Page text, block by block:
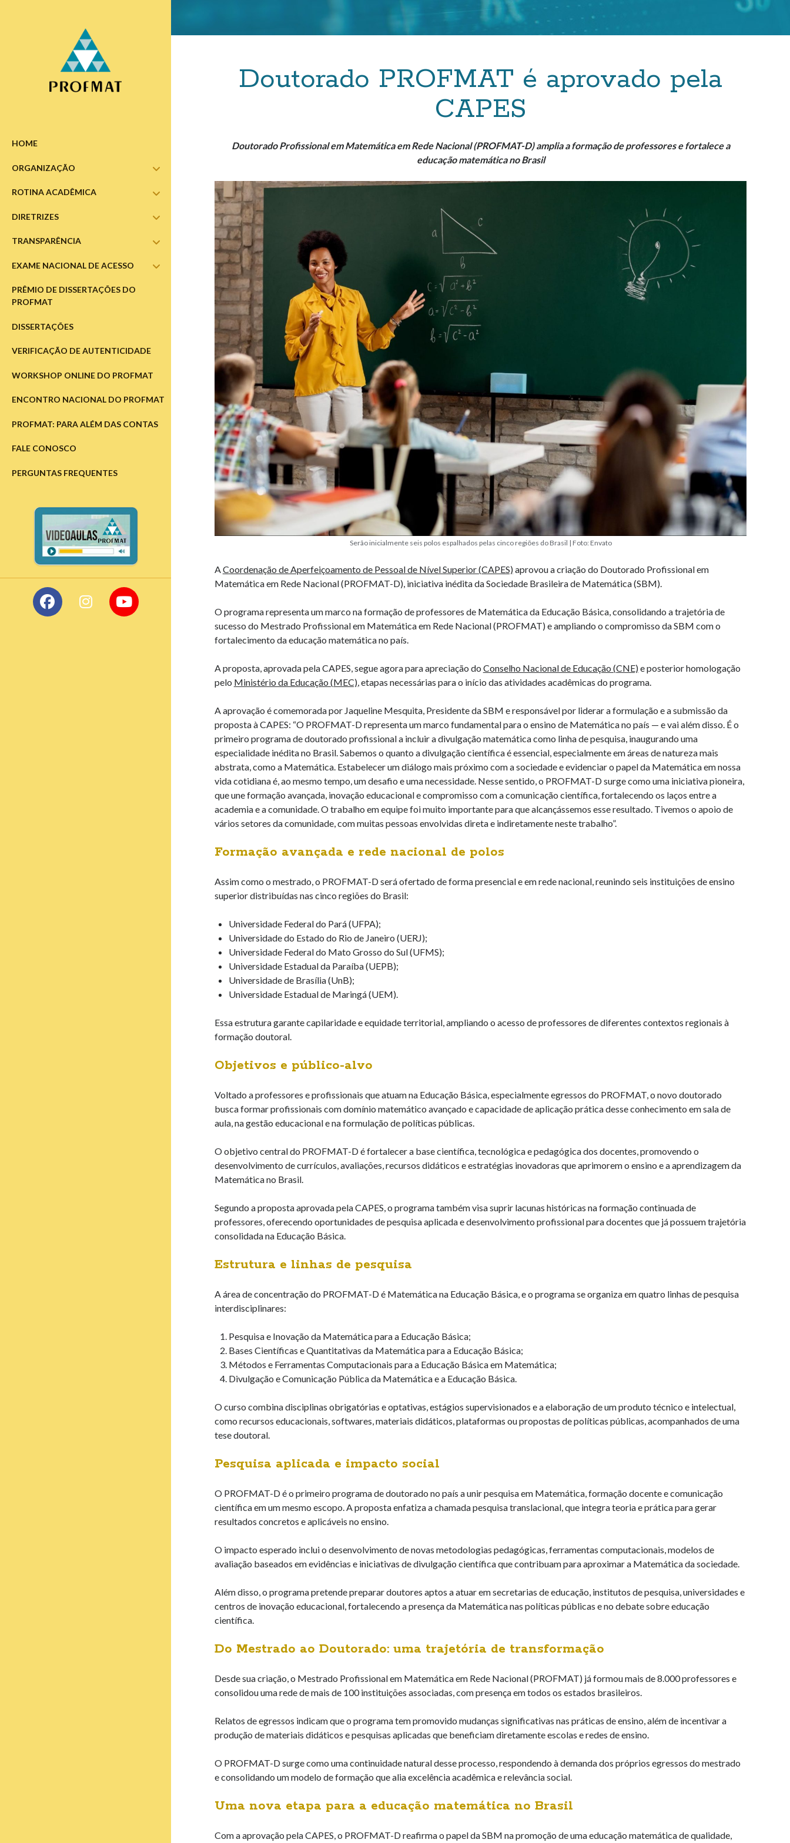
HOME
ORGANIZAÇÃO
abrir
ROTINA ACADÊMICA
abrir
DIRETRIZES
abrir
TRANSPARÊNCIA
abrir
EXAME NACIONAL DE ACESSO
abrir
PRÊMIO DE DISSERTAÇÕES DO
PROFMAT
DISSERTAÇÕES
VERIFICAÇÃO DE AUTENTICIDADE
WORKSHOP ONLINE DO PROFMAT
ENCONTRO NACIONAL DO PROFMAT
PROFMAT: PARA ALÉM DAS CONTAS
FALE CONOSCO
PERGUNTAS FREQUENTES
Barra
Lateral
Doutorado PROFMAT é aprovado pela
CAPES
Doutorado Profissional em Matemática em Rede Nacional (PROFMAT-D) amplia a formação de professores e fortalece a
educação matemática no Brasil
Serão inicialmente seis polos espalhados pelas cinco regiões do Brasil | Foto: Envato
A Coordenação de Aperfeiçoamento de Pessoal de Nível Superior (CAPES) aprovou a criação do Doutorado Profissional em
Matemática em Rede Nacional (PROFMAT-D), iniciativa inédita da Sociedade Brasileira de Matemática (SBM).
O programa representa um marco na formação de professores de Matemática da Educação Básica, consolidando a trajetória de
sucesso do Mestrado Profissional em Matemática em Rede Nacional (PROFMAT) e ampliando o compromisso da SBM com o
fortalecimento da educação matemática no país.
A proposta, aprovada pela CAPES, segue agora para apreciação do Conselho Nacional de Educação (CNE) e posterior homologação
pelo Ministério da Educação (MEC) , etapas necessárias para o início das atividades acadêmicas do programa.
A aprovação é comemorada por Jaqueline Mesquita, Presidente da SBM e responsável por liderar a formulação e a submissão da
proposta à CAPES: “O PROFMAT-D representa um marco fundamental para o ensino de Matemática no país — e vai além disso. É o
primeiro programa de doutorado profissional a incluir a divulgação matemática como linha de pesquisa, inaugurando uma
especialidade inédita no Brasil. Sabemos o quanto a divulgação científica é essencial, especialmente em áreas de natureza mais
abstrata, como a Matemática. Estabelecer um diálogo mais próximo com a sociedade e evidenciar o papel da Matemática em nossa
vida cotidiana é, ao mesmo tempo, um desafio e uma necessidade. Nesse sentido, o PROFMAT-D surge como uma iniciativa pioneira,
que une formação avançada, inovação educacional e compromisso com a comunicação científica, fortalecendo os laços entre a
academia e a comunidade. O trabalho em equipe foi muito importante para que alcançássemos esse resultado. Tivemos o apoio de
vários setores da comunidade, com muitas pessoas envolvidas direta e indiretamente neste trabalho”.
Formação avançada e rede nacional de polos
Assim como o mestrado, o PROFMAT-D será ofertado de forma presencial e em rede nacional, reunindo seis instituições de ensino
superior distribuídas nas cinco regiões do Brasil:
Universidade Federal do Pará (UFPA);
Universidade do Estado do Rio de Janeiro (UERJ);
Universidade Federal do Mato Grosso do Sul (UFMS);
Universidade Estadual da Paraíba (UEPB);
Universidade de Brasília (UnB);
Universidade Estadual de Maringá (UEM).
Essa estrutura garante capilaridade e equidade territorial, ampliando o acesso de professores de diferentes contextos regionais à
formação doutoral.
Objetivos e público-alvo
Voltado a professores e profissionais que atuam na Educação Básica, especialmente egressos do PROFMAT, o novo doutorado
busca formar profissionais com domínio matemático avançado e capacidade de aplicação prática desse conhecimento em sala de
aula, na gestão educacional e na formulação de políticas públicas.
O objetivo central do PROFMAT-D é fortalecer a base científica, tecnológica e pedagógica dos docentes, promovendo o
desenvolvimento de currículos, avaliações, recursos didáticos e estratégias inovadoras que aprimorem o ensino e a aprendizagem da
Matemática no Brasil.
Segundo a proposta aprovada pela CAPES, o programa também visa suprir lacunas históricas na formação continuada de
professores, oferecendo oportunidades de pesquisa aplicada e desenvolvimento profissional para docentes que já possuem trajetória
consolidada na Educação Básica.
Estrutura e linhas de pesquisa
A área de concentração do PROFMAT-D é Matemática na Educação Básica, e o programa se organiza em quatro linhas de pesquisa
interdisciplinares:
Pesquisa e Inovação da Matemática para a Educação Básica;
Bases Científicas e Quantitativas da Matemática para a Educação Básica;
Métodos e Ferramentas Computacionais para a Educação Básica em Matemática;
Divulgação e Comunicação Pública da Matemática e a Educação Básica.
O curso combina disciplinas obrigatórias e optativas, estágios supervisionados e a elaboração de um produto técnico e intelectual,
como recursos educacionais, softwares, materiais didáticos, plataformas ou propostas de políticas públicas, acompanhados de uma
tese doutoral.
Pesquisa aplicada e impacto social
O PROFMAT-D é o primeiro programa de doutorado no país a unir pesquisa em Matemática, formação docente e comunicação
científica em um mesmo escopo. A proposta enfatiza a chamada pesquisa translacional, que integra teoria e prática para gerar
resultados concretos e aplicáveis no ensino.
O impacto esperado inclui o desenvolvimento de novas metodologias pedagógicas, ferramentas computacionais, modelos de
avaliação baseados em evidências e iniciativas de divulgação científica que contribuam para aproximar a Matemática da sociedade.
Além disso, o programa pretende preparar doutores aptos a atuar em secretarias de educação, institutos de pesquisa, universidades e
centros de inovação educacional, fortalecendo a presença da Matemática nas políticas públicas e no debate sobre educação
científica.
Do Mestrado ao Doutorado: uma trajetória de transformação
Desde sua criação, o Mestrado Profissional em Matemática em Rede Nacional (PROFMAT) já formou mais de 8.000 professores e
consolidou uma rede de mais de 100 instituições associadas, com presença em todos os estados brasileiros.
Relatos de egressos indicam que o programa tem promovido mudanças significativas nas práticas de ensino, além de incentivar a
produção de materiais didáticos e pesquisas aplicadas que beneficiam diretamente escolas e redes de ensino.
O PROFMAT-D surge como uma continuidade natural desse processo, respondendo à demanda dos próprios egressos do mestrado
e consolidando um modelo de formação que alia excelência acadêmica e relevância social.
Uma nova etapa para a educação matemática no Brasil
Com a aprovação pela CAPES, o PROFMAT-D reafirma o papel da SBM na promoção de uma educação matemática de qualidade,